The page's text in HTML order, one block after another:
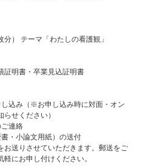
） テーマ「わたしの看護観」
証明書・卒業見込証明書
し込み（※お申し込み時に対面・オン
せください）
ご連絡
書・小論文用紙）の送付
送りさせていただきます。郵送をご
にお申し付けください。